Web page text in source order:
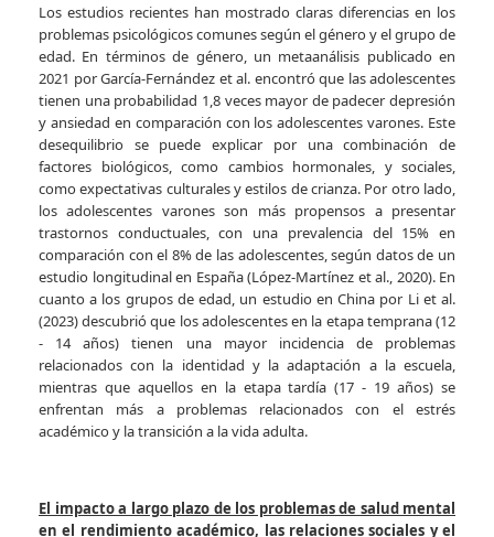
Los estudios recientes han mostrado claras diferencias en los
problemas psicológicos comunes según el género y el grupo de
edad. En términos de género, un metaanálisis publicado en
2021 por García-Fernández et al. encontró que las adolescentes
tienen una probabilidad 1,8 veces mayor de padecer depresión
y ansiedad en comparación con los adolescentes varones. Este
desequilibrio se puede explicar por una combinación de
factores biológicos, como cambios hormonales, y sociales,
como expectativas culturales y estilos de crianza. Por otro lado,
los adolescentes varones son más propensos a presentar
trastornos conductuales, con una prevalencia del 15% en
comparación con el 8% de las adolescentes, según datos de un
estudio longitudinal en España (López-Martínez et al., 2020). En
cuanto a los grupos de edad, un estudio en China por Li et al.
(2023) descubrió que los adolescentes en la etapa temprana (12
- 14 años) tienen una mayor incidencia de problemas
relacionados con la identidad y la adaptación a la escuela,
mientras que aquellos en la etapa tardía (17 - 19 años) se
enfrentan más a problemas relacionados con el estrés
académico y la transición a la vida adulta.
El impacto a largo plazo de los problemas de salud mental
en el rendimiento académico, las relaciones sociales y el